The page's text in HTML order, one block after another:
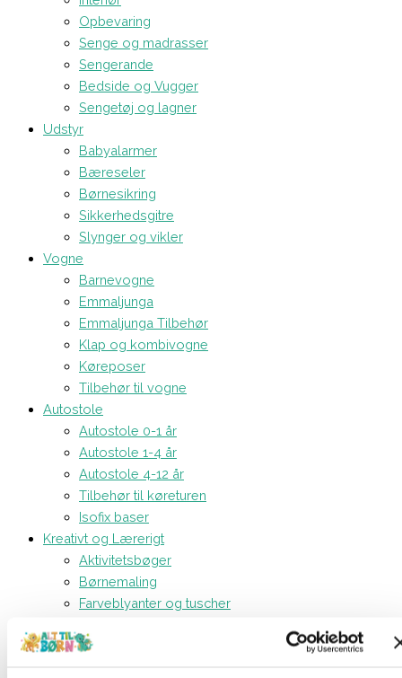
Opbevaring
Senge og madrasser
Sengerande
Bedside og Vugger
Sengetøj og lagner
Udstyr
Babyalarmer
Bæreseler
Børnesikring
Sikkerhedsgitre
Slynger og vikler
Vogne
Barnevogne
Emmaljunga
Emmaljunga Tilbehør
Klap og kombivogne
Køreposer
Tilbehør til vogne
Autostole
Autostole 0-1 år
Autostole 1-4 år
Autostole 4-12 år
Tilbehør til køreturen
Isofix baser
Kreativt og Lærerigt
Aktivitetsbøger
Børnemaling
Farveblyanter og tuscher
Perler